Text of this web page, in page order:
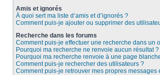
Amis et ignorés
À quoi sert ma liste d’amis et d’ignorés ?
Comment puis-je ajouter ou supprimer des
Recherche dans les forums
Comment puis-je effectuer une recherche dans un
Pourquoi ma recherche ne renvoie aucun résultat ?
Pourquoi ma recherche renvoie à une page
Comment puis-je rechercher des utilisateurs ?
Comment puis-je retrouver mes propres messages